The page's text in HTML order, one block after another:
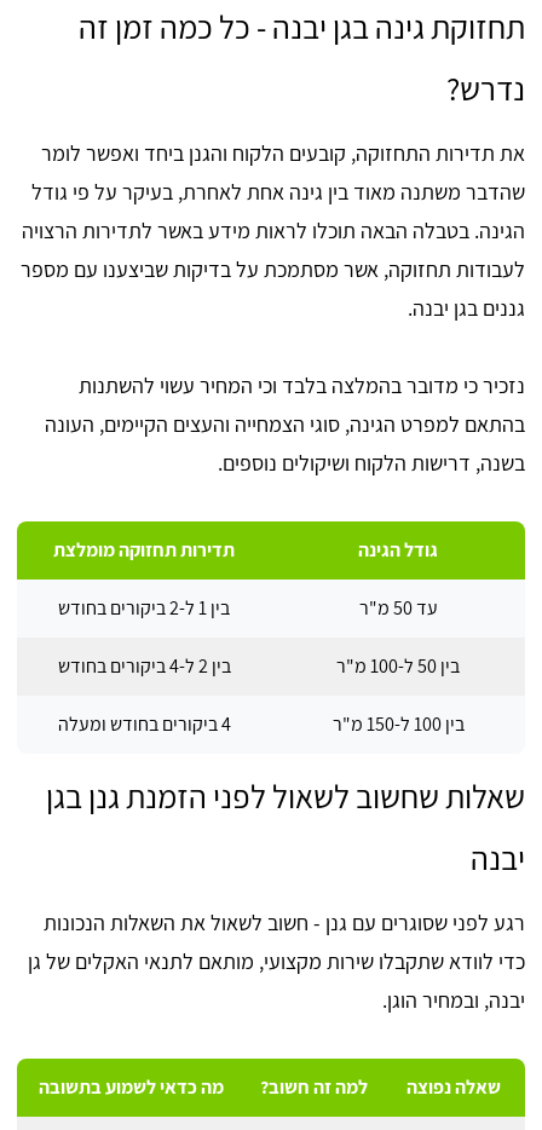
תחזוקת גינה בגן יבנה - כל כמה זמן זה
נדרש?
את תדירות התחזוקה, קובעים הלקוח והגנן ביחד ואפשר לומר
שהדבר משתנה מאוד בין גינה אחת לאחרת, בעיקר על פי גודל
הגינה. בטבלה הבאה תוכלו לראות מידע באשר לתדירות הרצויה
לעבודות תחזוקה, אשר מסתמכת על בדיקות שביצענו עם מספר
גננים בגן יבנה.
נזכיר כי מדובר בהמלצה בלבד וכי המחיר עשוי להשתנות
בהתאם למפרט הגינה, סוגי הצמחייה והעצים הקיימים, העונה
בשנה, דרישות הלקוח ושיקולים נוספים.
גודל הגינה תדירות תחזוקה מומלצת
עד 50 מ"ר בין 1 ל-2 ביקורים בחודש
בין 50 ל-100 מ"ר בין 2 ל-4 ביקורים בחודש
בין 100 ל-150 מ"ר 4 ביקורים בחודש ומעלה
שאלות שחשוב לשאול לפני הזמנת גנן בגן
יבנה
רגע לפני שסוגרים עם גנן - חשוב לשאול את השאלות הנכונות
כדי לוודא שתקבלו שירות מקצועי, מותאם לתנאי האקלים של גן
יבנה, ובמחיר הוגן.
שאלה נפוצה למה זה חשוב? מה כדאי לשמוע בתשובה